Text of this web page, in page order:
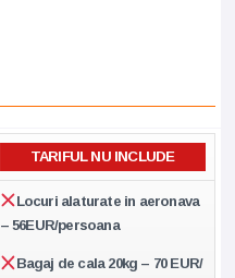
TARIFUL NU INCLUDE
Locuri alaturate in aeronava
– 56EUR/persoana
Bagaj de cala 20kg – 70 EUR/